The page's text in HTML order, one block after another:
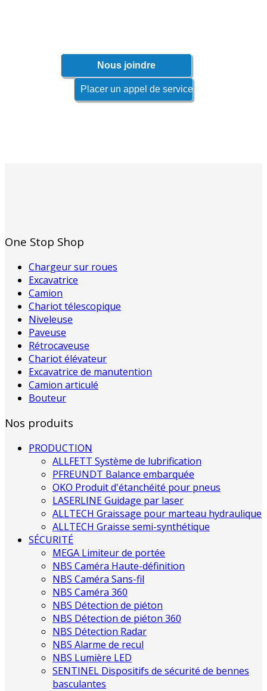
One Stop Shop
Chargeur sur roues
Excavatrice
Camion
Chariot télescopique
Niveleuse
Paveuse
Rétrocaveuse
Chariot élévateur
Excavatrice de manutention
Camion articulé
Bouteur
Nos produits
PRODUCTION
ALLFETT Système de lubrification
PFREUNDT Balance embarquée
OKO Produit d'étanchéité pour pneus
LASERLINE Guidage par laser
ALLTECH Graissage pour marteau hydraulique
ALLTECH Graisse semi-synthétique
SÉCURITÉ
MEGA Limiteur de portée
NBS Caméra Haute-définition
NBS Caméra Sans-fil
NBS Caméra 360
NBS Détection de piéton
NBS Détection de piéton 360
NBS Détection Radar
NBS Alarme de recul
NBS Lumière LED
SENTINEL Dispositifs de sécurité de bennes
basculantes